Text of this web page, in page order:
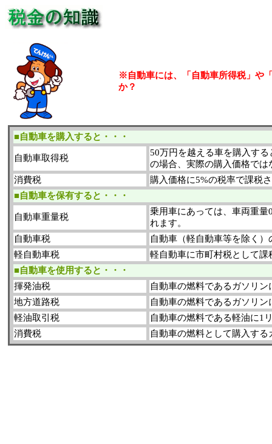
※自動車には、「自動車所得税」や
か？
■自動車を購入すると・・・
自動車取得税
50万円を越える車を購入す
の場合、実際の購入価格で
消費税
購入価格に5%の税率で課税
■自動車を保有すると・・・
自動車重量税
乗用車にあっては、車両重
れます。
自動車税
自動車（軽自動車等を除く
軽自動車税
軽自動車に市町村税として課
■自動車を使用すると・・・
揮発油税
自動車の燃料であるガソリ
地方道路税
自動車の燃料であるガソリ
軽油取引税
自動車の燃料である軽油に1
消費税
自動車の燃料として購入す